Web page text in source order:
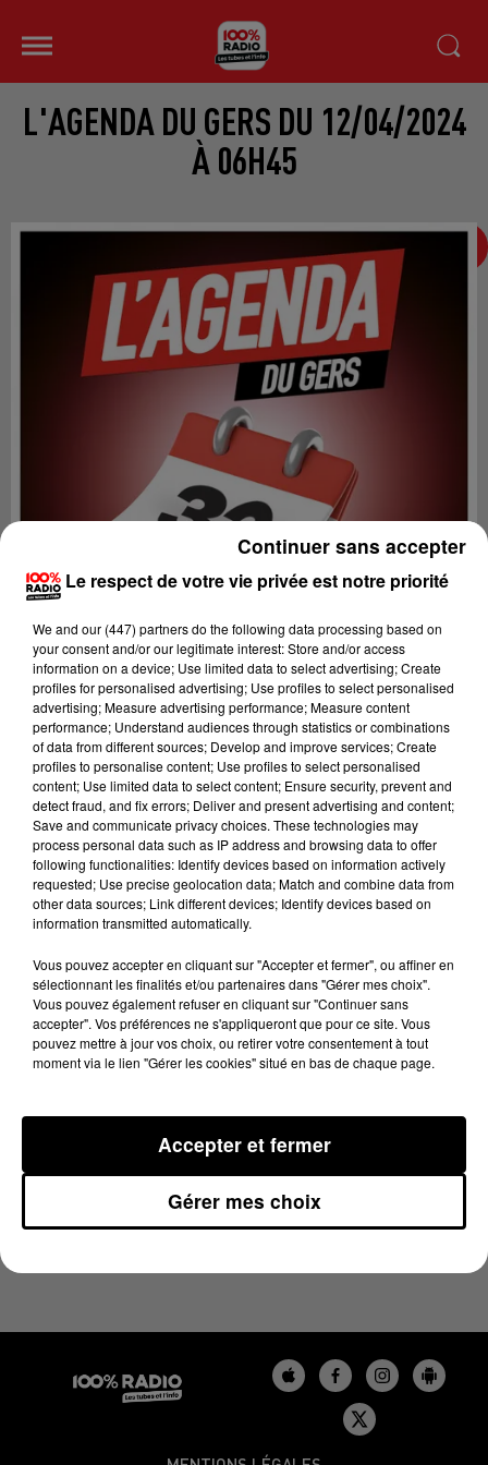
L'AGENDA DU GERS DU 12/04/2024
À 06H45
Lecture (1 min 15 sec)
100%
12 avril 2024 - 1 min 15 sec
L'AGENDA DU GERS DU 12/04/2024 À 06H45
Le respect de votre vie privée est notre priorité
We and our (447) partnersdo the following data processing based on
your consent and/or our legitimate interest: Store and/or access
information on a device; Use limited data to select advertising; Create
profiles for personalised advertising; Use profiles to select personalised
advertising; Measure advertising performance; Measure content
performance; Understand audiences through statistics or combinations
of data from different sources; Develop and improve services; Create
profiles to personalise content; Use profiles to select personalised
content; Use limited data to select content; Ensure security, prevent and
detect fraud, and fix errors; Deliver and present advertising and content;
Save and communicate privacy choices. These technologies may
process personal data such as IP address and browsing data to offer
following functionalities: Identify devices based on information actively
requested; Use precise geolocation data; Match and combine data from
other data sources; Link different devices; Identify devices based on
information transmitted automatically.
Vous pouvez accepter en cliquant sur "Accepter et fermer", ou affiner en
sélectionnant les finalités et/ou partenaires dans "Gérer mes choix".
Vous pouvez également refuser en cliquant sur "Continuer sans
accepter". Vos préférences ne s'appliqueront que pour ce site. Vous
pouvez mettre à jour vos choix, ou retirer votre consentement à tout
moment via le lien "Gérer les cookies" situé en bas de chaque page.
Gérer mes choix
Accepter et fermer
Continuer sans accepter